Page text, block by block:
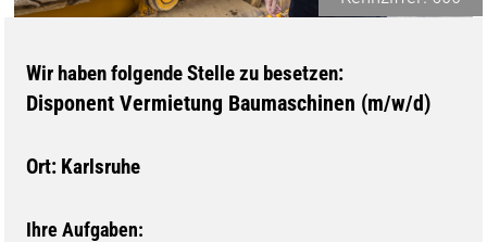
Wir haben folgende Stelle zu besetzen:
Disponent Vermietung Baumaschinen (m/w/d)
Ort: Karlsruhe
Ihre Aufgaben: